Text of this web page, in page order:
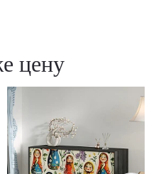
цену